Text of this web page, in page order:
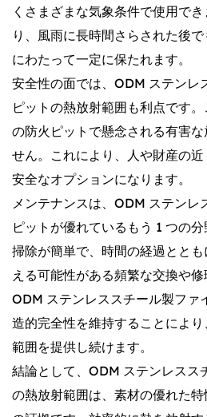
くさまざまな気象条件で使用で
り、風雨に長時間さらされた後
にわたって一定に保たれます。
安全性の面では、ODM ステンレ
ピットの熱放射範囲も利点です
の防火ピットで懸念される有害
せん。これにより、人や財産の
安全なオプションになります。
メンテナンスは、ODM ステンレ
ピットが優れているもう 1 つの
掃除が簡単で、時間の経過とと
える可能性がある頻繁な交換や修
ODM ステンレススチール製ファ
造的完全性を維持することによ
範囲を提供し続けます。
結論として、ODM ステンレスス
の熱放射範囲は、素材の優れた